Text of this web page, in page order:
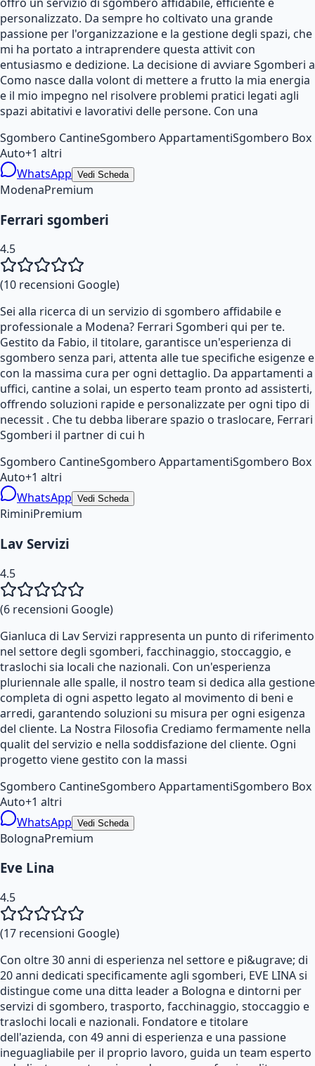
personalizzato. Da sempre ho coltivato una grande
passione per l'organizzazione e la gestione degli spazi, che
mi ha portato a intraprendere questa attivit con
entusiasmo e dedizione. La decisione di avviare Sgomberi a
Como nasce dalla volont di mettere a frutto la mia energia
e il mio impegno nel risolvere problemi pratici legati agli
spazi abitativi e lavorativi delle persone. Con una
Sgombero CantineSgombero AppartamentiSgombero Box
Auto+1 altri
WhatsApp Vedi Scheda
ModenaPremium
Ferrari sgomberi
4.5
(10 recensioni Google)
Sei alla ricerca di un servizio di sgombero affidabile e
professionale a Modena? Ferrari Sgomberi qui per te.
Gestito da Fabio, il titolare, garantisce un'esperienza di
sgombero senza pari, attenta alle tue specifiche esigenze e
con la massima cura per ogni dettaglio. Da appartamenti a
uffici, cantine a solai, un esperto team pronto ad assisterti,
offrendo soluzioni rapide e personalizzate per ogni tipo di
necessit . Che tu debba liberare spazio o traslocare, Ferrari
Sgomberi il partner di cui h
Sgombero CantineSgombero AppartamentiSgombero Box
Auto+1 altri
WhatsApp Vedi Scheda
RiminiPremium
Lav Servizi
4.5
(6 recensioni Google)
Gianluca di Lav Servizi rappresenta un punto di riferimento
nel settore degli sgomberi, facchinaggio, stoccaggio, e
traslochi sia locali che nazionali. Con un'esperienza
pluriennale alle spalle, il nostro team si dedica alla gestione
completa di ogni aspetto legato al movimento di beni e
arredi, garantendo soluzioni su misura per ogni esigenza
del cliente. La Nostra Filosofia Crediamo fermamente nella
qualit del servizio e nella soddisfazione del cliente. Ogni
progetto viene gestito con la massi
Sgombero CantineSgombero AppartamentiSgombero Box
Auto+1 altri
WhatsApp Vedi Scheda
BolognaPremium
Eve Lina
4.5
(17 recensioni Google)
Con oltre 30 anni di esperienza nel settore e pi&ugrave; di
20 anni dedicati specificamente agli sgomberi, EVE LINA si
distingue come una ditta leader a Bologna e dintorni per
servizi di sgombero, trasporto, facchinaggio, stoccaggio e
traslochi locali e nazionali. Fondatore e titolare
dell'azienda, con 49 anni di esperienza e una passione
ineguagliabile per il proprio lavoro, guida un team esperto